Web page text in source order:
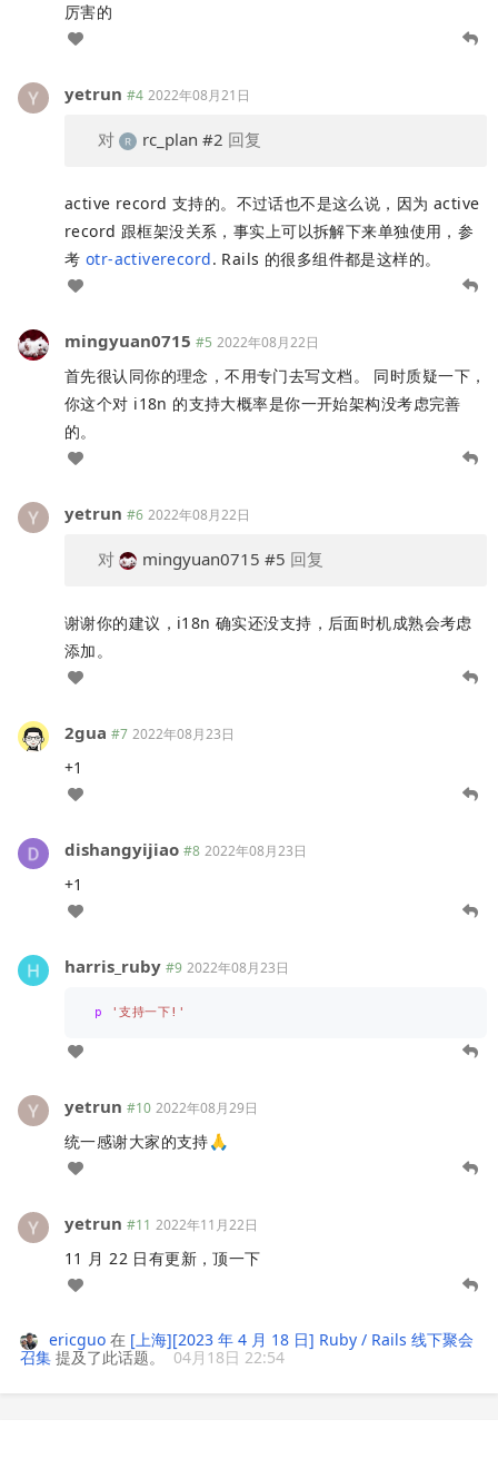
厉害的
yetrun #4 2022年08月21日
对 rc_plan #2 回复
active record 支持的。不过话也不是这么说，因为 active
record 跟框架没关系，事实上可以拆解下来单独使用，参
考 otr-activerecord. Rails 的很多组件都是这样的。
mingyuan0715 #5 2022年08月22日
首先很认同你的理念，不用专门去写文档。 同时质疑一下，
你这个对 i18n 的支持大概率是你一开始架构没考虑完善
的。
yetrun #6 2022年08月22日
对 mingyuan0715 #5 回复
谢谢你的建议，i18n 确实还没支持，后面时机成熟会考虑
添加。
2gua #7 2022年08月23日
+1
dishangyijiao #8 2022年08月23日
+1
harris_ruby #9 2022年08月23日
p '支持一下!'
yetrun #10 2022年08月29日
统一感谢大家的支持🙏
yetrun #11 2022年11月22日
11 月 22 日有更新，顶一下
ericguo 在 [上海][2023 年 4 月 18 日] Ruby / Rails 线下聚会
召集 提及了此话题。 04月18日 22:54